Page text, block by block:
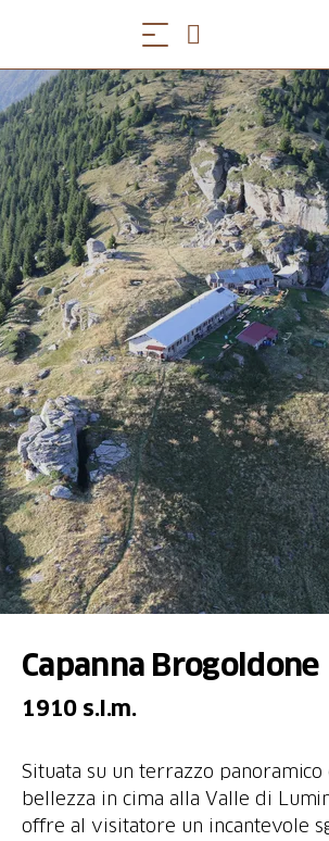
Capanna Brogoldone
1910 s.l.m.
Situata su un terrazzo
bellezza in cima alla Valle di
offre al visitatore un incantevole